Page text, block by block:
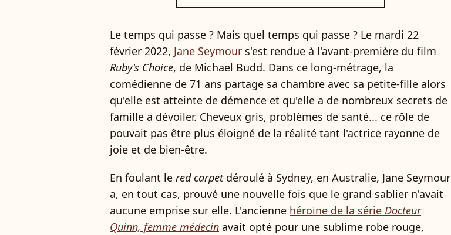
Le temps qui passe ? Mais quel temps qui passe ? Le mardi 22
février 2022, Jane Seymour s'est rendue à l'avant-première du film
Ruby's Choice, de Michael Budd. Dans ce long-métrage, la
comédienne de 71 ans partage sa chambre avec sa petite-fille alors
qu'elle est atteinte de démence et qu'elle a de nombreux secrets de
famille a dévoiler. Cheveux gris, problèmes de santé... ce rôle de
pouvait pas être plus éloigné de la réalité tant l'actrice rayonne de
joie et de bien-être.
En foulant le red carpetdéroulé à Sydney, en Australie, Jane Seymour
a, en tout cas, prouvé une nouvelle fois que le grand sablier n'avait
aucune emprise sur elle. L'ancienne héroïne de la série Docteur
Quinn, femme médecin avait opté pour une sublime robe rouge,